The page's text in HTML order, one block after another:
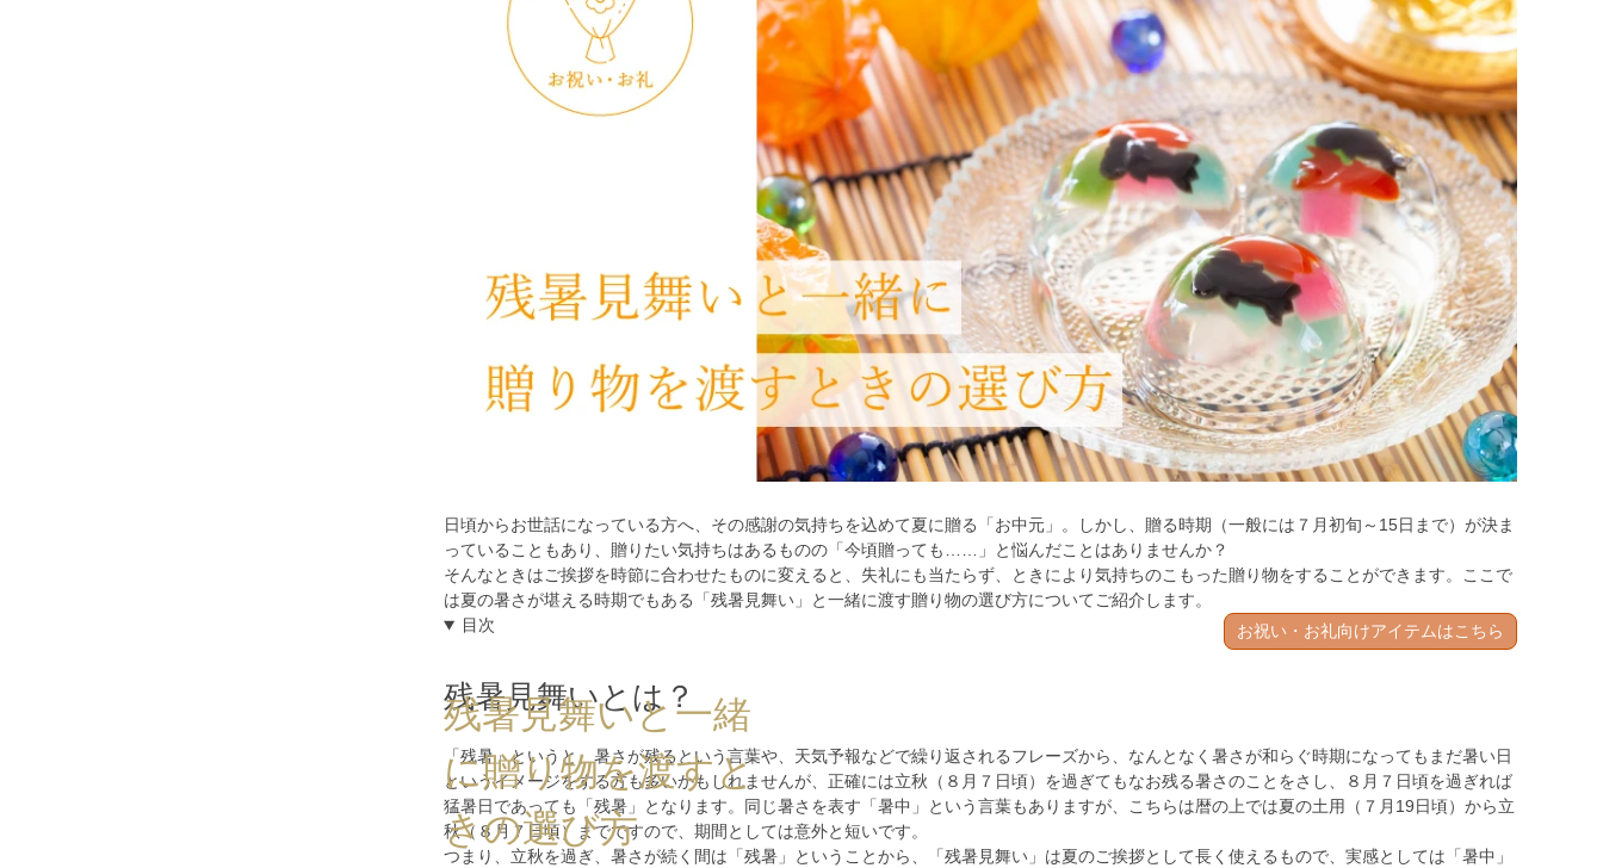
日頃からお世話になっている方へ、その感謝の気持ちを込めて夏に贈る「お中元」。しかし、贈る時期（一般には７月初旬～15日まで）が決ま
っていることもあり、贈りたい気持ちはあるものの「今頃贈っても……」と悩んだことはありませんか？
そんなときはご挨拶を時節に合わせたものに変えると、失礼にも当たらず、ときにより気持ちのこもった贈り物をすることができます。ここで
は夏の暑さが堪える時期でもある「残暑見舞い」と一緒に渡す贈り物の選び方についてご紹介します。
目次
残暑見舞いと一緒
に贈り物を渡すと
きの選び方
お祝い・お礼向けアイテムはこちら
残暑見舞いとは？
「残暑」というと、暑さが残るという言葉や、天気予報などで繰り返されるフレーズから、なんとなく暑さが和らぐ時期になってもまだ暑い日
というイメージをする方も多いかもしれませんが、正確には立秋（８月７日頃）を過ぎてもなお残る暑さのこと をさし、
８月７日頃を過ぎれば
猛暑日であっても「残暑」
となります。同じ暑さを表す「暑中 」という言葉もありますが、こちらは暦の上では夏の土用（７月19日頃）から立
秋（８月７日頃）までですので、期間としては意外と短いです。
つまり、立秋を過ぎ、暑さが続く間は「残暑」ということから、
「残暑見舞い」は夏のご挨拶として長く使えるもので、実感としては「暑中」